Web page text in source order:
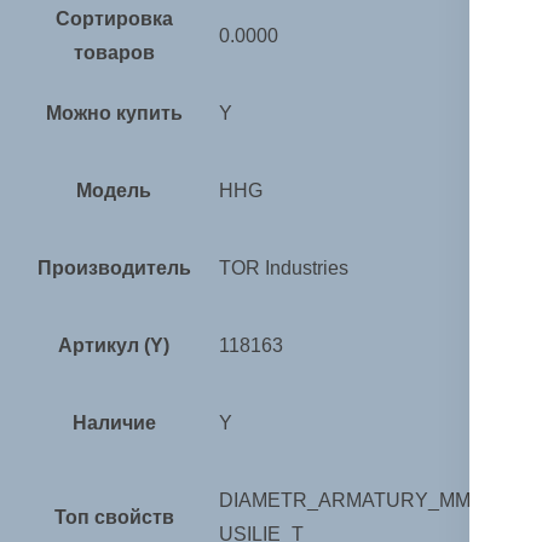
Сортировка
товаров
0.0000
Можно купить Y
Модель HHG
Производитель TOR Industries
Артикул (Y) 118163
Наличие Y
Топ свойств
DIAMETR_ARMATURY_MM,
USILIE_T